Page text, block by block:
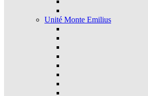
Unité Monte Emilius